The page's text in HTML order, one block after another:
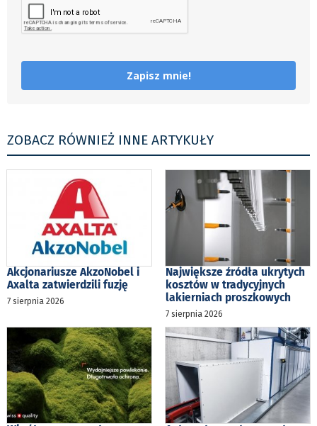
Zapisz mnie!
ZOBACZ RÓWNIEŻ INNE ARTYKUŁY
Akcjonariusze AkzoNobel i
Axalta zatwierdzili fuzję
7 sierpnia 2026
Największe źródła ukrytych
kosztów w tradycyjnych
lakierniach proszkowych
7 sierpnia 2026